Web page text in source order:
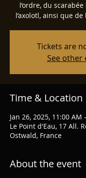
l’ordre, du
l’axolotl, ainsi que
Tickets are
See other
Time & Location
Jan 26, 2025, 11:00 AM
Le Point d'Eau, 17 All.
Ostwald, France
About the event